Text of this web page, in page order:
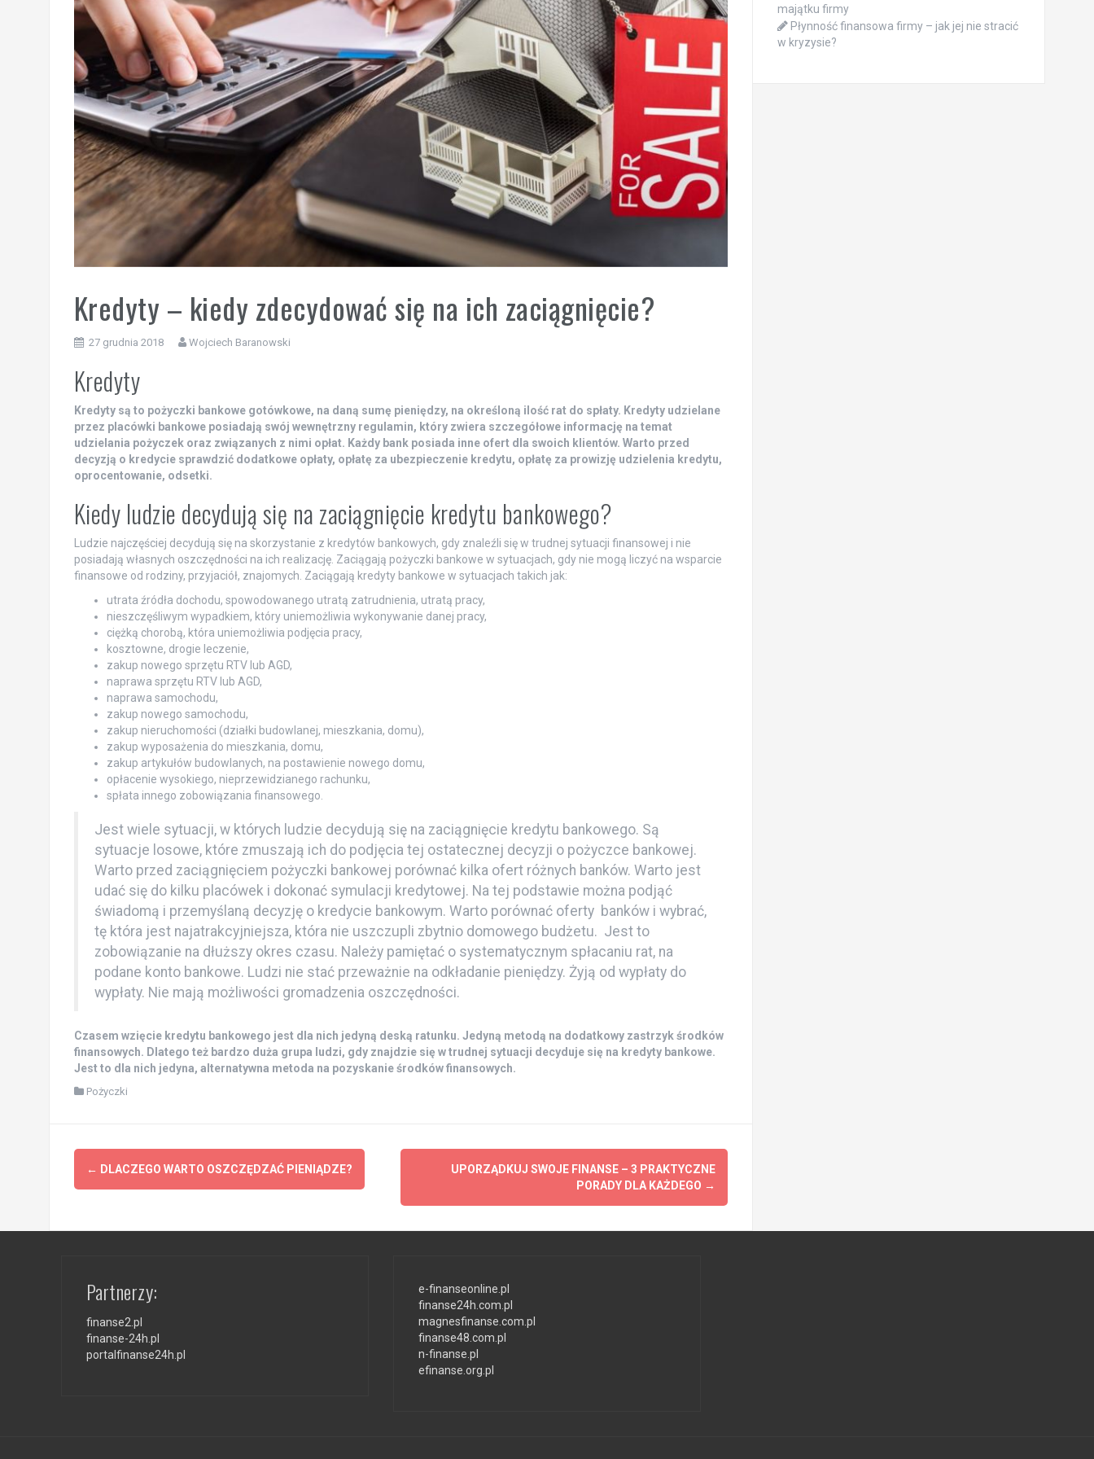
Kredyty – kiedy zdecydować się na ich zaciągnięcie?
27 grudnia 2018 Wojciech Baranowski
Kredyty
Kredyty są to pożyczki bankowe gotówkowe, na daną sumę pieniędzy, na określoną ilość rat do spłaty. Kredyty udzielane
przez placówki bankowe posiadają swój wewnętrzny regulamin, który zwiera szczegółowe informację na temat
udzielania pożyczek oraz związanych z nimi opłat. Każdy bank posiada inne ofert dla swoich klientów. Warto przed
decyzją o kredycie sprawdzić dodatkowe opłaty, opłatę za ubezpieczenie kredytu, opłatę za prowizję udzielenia kredytu,
oprocentowanie, odsetki.
Kiedy ludzie decydują się na zaciągnięcie kredytu bankowego?
Ludzie najczęściej decydują się na skorzystanie z kredytów bankowych, gdy znaleźli się w trudnej sytuacji finansowej i nie
posiadają własnych oszczędności na ich realizację. Zaciągają pożyczki bankowe w sytuacjach, gdy nie mogą liczyć na wsparcie
finansowe od rodziny, przyjaciół, znajomych. Zaciągają kredyty bankowe w sytuacjach takich jak:
utrata źródła dochodu, spowodowanego utratą zatrudnienia, utratą pracy,
nieszczęśliwym wypadkiem, który uniemożliwia wykonywanie danej pracy,
ciężką chorobą, która uniemożliwia podjęcia pracy,
kosztowne, drogie leczenie,
zakup nowego sprzętu RTV lub AGD,
naprawa sprzętu RTV lub AGD,
naprawa samochodu,
zakup nowego samochodu,
zakup nieruchomości (działki budowlanej, mieszkania, domu),
zakup wyposażenia do mieszkania, domu,
zakup artykułów budowlanych, na postawienie nowego domu,
opłacenie wysokiego, nieprzewidzianego rachunku,
spłata innego zobowiązania finansowego.
Jest wiele sytuacji, w których ludzie decydują się na zaciągnięcie kredytu bankowego. Są
sytuacje losowe, które zmuszają ich do podjęcia tej ostatecznej decyzji o pożyczce bankowej.
Warto przed zaciągnięciem pożyczki bankowej porównać kilka ofert różnych banków. Warto jest
udać się do kilku placówek i dokonać symulacji kredytowej. Na tej podstawie można podjąć
świadomą i przemyślaną decyzję o kredycie bankowym. Warto porównać oferty banków i wybrać,
tę która jest najatrakcyjniejsza, która nie uszczupli zbytnio domowego budżetu. Jest to
zobowiązanie na dłuższy okres czasu. Należy pamiętać o systematycznym spłacaniu rat, na
podane konto bankowe. Ludzi nie stać przeważnie na odkładanie pieniędzy. Żyją od wypłaty do
wypłaty. Nie mają możliwości gromadzenia oszczędności.
Czasem wzięcie kredytu bankowego jest dla nich jedyną deską ratunku. Jedyną metodą na dodatkowy zastrzyk środków
finansowych. Dlatego też bardzo duża grupa ludzi, gdy znajdzie się w trudnej sytuacji decyduje się na kredyty bankowe.
Jest to dla nich jedyna, alternatywna metoda na pozyskanie środków finansowych.
Pożyczki
Zobacz
wpisy
← DLACZEGO WARTO OSZCZĘDZAĆ PIENIĄDZE?
UPORZĄDKUJ SWOJE FINANSE – 3 PRAKTYCZNE
PORADY DLA KAŻDEGO →
majątku firmy
Płynność finansowa firmy – jak jej nie stracić
w kryzysie?
Partnerzy:
finanse2.pl
finanse-24h.pl
portalfinanse24h.pl
e-finanseonline.pl
finanse24h.com.pl
magnesfinanse.com.pl
finanse48.com.pl
n-finanse.pl
efinanse.org.pl